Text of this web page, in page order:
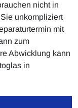
nicht in
unkompliziert
mit
zum
Abwicklung kann
in